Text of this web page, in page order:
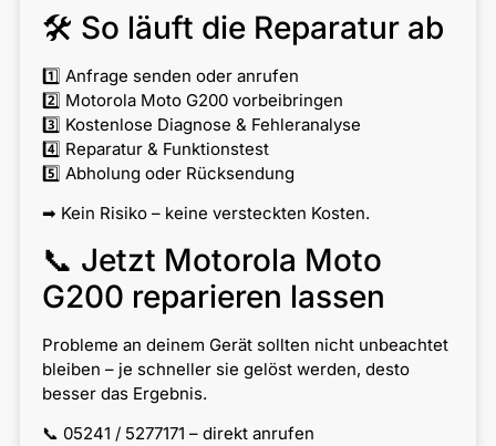
🛠 So läuft die Reparatur ab
1️⃣ Anfrage senden oder anrufen
2️⃣ Motorola Moto G200 vorbeibringen
3️⃣ Kostenlose Diagnose & Fehleranalyse
4️⃣ Reparatur & Funktionstest
5️⃣ Abholung oder Rücksendung
➡ Kein Risiko – keine versteckten Kosten.
📞 Jetzt Motorola Moto
G200 reparieren lassen
Probleme an deinem Gerät sollten nicht unbeachtet
bleiben – je schneller sie gelöst werden, desto
besser das Ergebnis.
📞 05241 / 5277171 – direkt anrufen